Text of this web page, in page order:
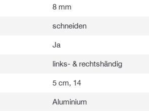
8 mm
schneiden
Ja
links- & rechtshändig
5 cm, 14
Aluminium